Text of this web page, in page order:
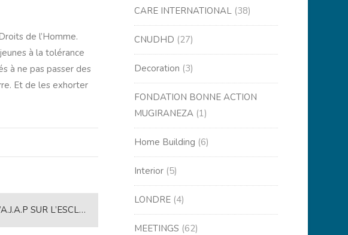
de l’Homme.
à la tolérance
à ne pas passer des
Et de les exhorter
l’esclavage en Libye, l’homme noir n’est pas une marchandise”.
CARE INTERNATIONAL (38)
CNUDHD (27)
Decoration (3)
FONDATION BONNE ACTION
MUGIRANEZA (1)
Home Building (6)
Interior (5)
LONDRE (4)
MEETINGS (62)